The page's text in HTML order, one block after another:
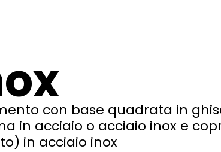
con base quadrata in
in acciaio o acciaio inox e
in acciaio inox